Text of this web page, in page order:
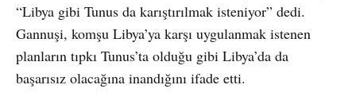
“Libya gibi Tunus da karıştırılmak isteniyor” dedi.
Gannuşi, komşu Libya’ya karşı uygulanmak istenen
planların tıpkı Tunus’ta olduğu gibi Libya’da da
başarısız olacağına inandığını ifade etti.